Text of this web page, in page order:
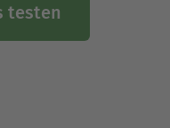
testen